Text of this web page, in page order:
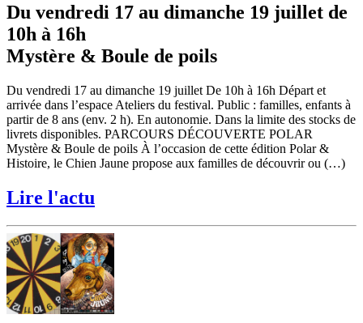
Du vendredi 17 au dimanche 19 juillet de
10h à 16h
Mystère & Boule de poils
Du vendredi 17 au dimanche 19 juillet De 10h à 16h Départ et
arrivée dans l’espace Ateliers du festival. Public : familles, enfants à
partir de 8 ans (env. 2 h). En autonomie. Dans la limite des stocks de
livrets disponibles. PARCOURS DÉCOUVERTE POLAR
Mystère & Boule de poils À l’occasion de cette édition Polar &
Histoire, le Chien Jaune propose aux familles de découvrir ou (…)
Lire l'actu